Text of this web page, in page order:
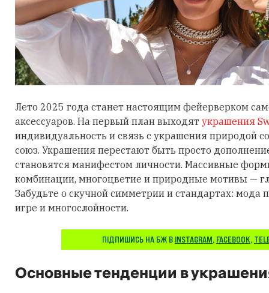
Лето 2025 года станет настоящим фейерверком
аксессуаров. На первый план выходят украшения
индивидуальность и связь с украшения природой
союз. Украшения перестают быть просто
становятся манифестом личности. Массивные
комбинации, многоцветие и природные мотивы —
Забудьте о скучной симметрии и стандартах: мода
игре и многослойности.
ПІДПИШИСЬ НА БЖ В INSTAGRAM, FACEBOOK,
Основные тенденции в